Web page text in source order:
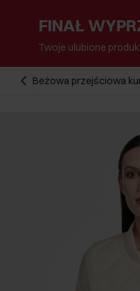
FINAŁ
Twoje ulubione
Beżowa przejściowa